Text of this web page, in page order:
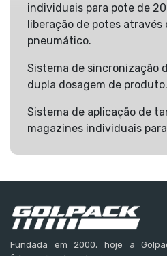
individuais para pote de
liberação de potes através
pneumático.
Sistema de sincronização
dupla dosagem de produto.
Sistema de aplicação de
magazines individuais
Fundada em 2000, hoje a